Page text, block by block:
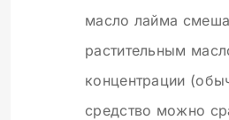
масло лайма
растительным
концентрации
средство можно